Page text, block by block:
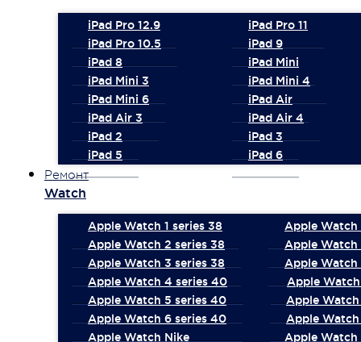
iPad Pro 12.9
iPad Pro 11
iPad Pro 10.5
iPad 9
iPad 8
iPad Mini
iPad Mini 3
iPad Mini 4
iPad Mini 6
iPad Air
iPad Air 3
iPad Air 4
iPad 2
iPad 3
iPad 5
iPad 6
Ремонт
Watch
Apple Watch 1 series 38
Apple Watch
Apple Watch 2 series 38
Apple Watch
Apple Watch 3 series 38
Apple Watch
Apple Watch 4 series 40
Apple
Apple Watch 5 series 40
Apple
Apple Watch 6 series 40
Apple
Apple Watch Nike
Apple Watch